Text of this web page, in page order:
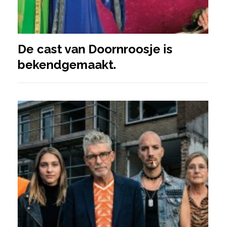
De cast van Doornroosje is
bekendgemaakt.